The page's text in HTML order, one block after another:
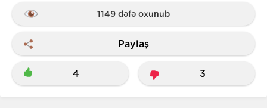
1149 dəfə oxunub
Paylaş
4 3